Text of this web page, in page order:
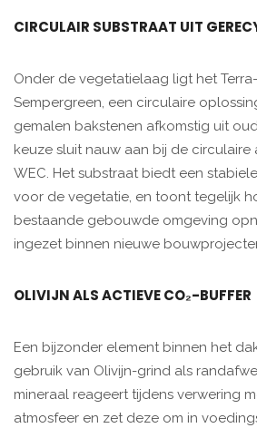
CIRCULAIR SUBSTRAAT UIT
Onder de vegetatielaag ligt het
Sempergreen, een circulaire
gemalen bakstenen afkomstig uit
keuze sluit nauw aan bij de circulaire
WEC. Het substraat biedt een
voor de vegetatie, en toont tegelijk
bestaande gebouwde omgeving
ingezet binnen nieuwe
OLIVIJN ALS ACTIEVE CO₂-BUFFER
Een bijzonder element binnen het
gebruik van Olivijn-grind als
mineraal reageert tijdens verwering
atmosfeer en zet deze om in